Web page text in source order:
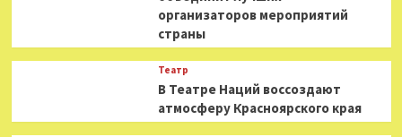
организаторов мероприятий
страны
Театр
В Театре Наций воссоздают
атмосферу Красноярского края